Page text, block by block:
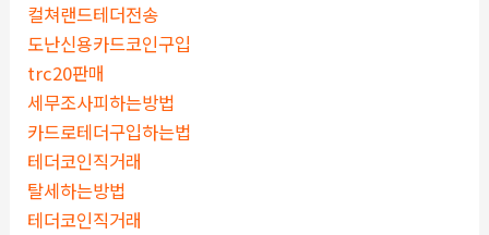
컬쳐랜드테더전송
도난신용카드코인구입
trc20판매
세무조사피하는방법
카드로테더구입하는법
테더코인직거래
탈세하는방법
테더코인직거래